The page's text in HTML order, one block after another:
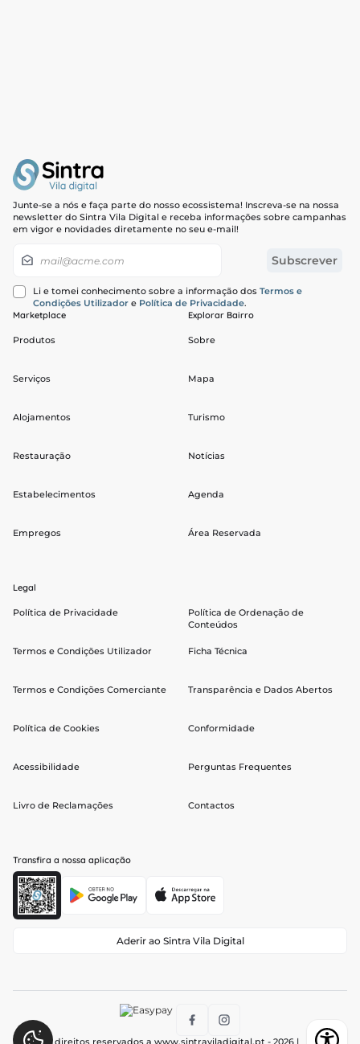
Junte-se a nós e faça parte do nosso ecossistema! Inscreva-se na nossa
newsletter do Sintra Vila Digital e receba informações sobre campanhas
em vigor e novidades diretamente no seu e-mail!
Subscrever
Li e tomei conhecimento sobre a informação dos Termos e
Condições Utilizador e Política de Privacidade.
Marketplace
Produtos
Serviços
Alojamentos
Restauração
Estabelecimentos
Empregos
Explorar Bairro
Sobre
Mapa
Turismo
Notícias
Agenda
Área Reservada
Legal
Política de Privacidade
Termos e Condições Utilizador
Termos e Condições Comerciante
Política de Cookies
Acessibilidade
Livro de Reclamações
Política de Ordenação de
Conteúdos
Ficha Técnica
Transparência e Dados Abertos
Conformidade
Perguntas Frequentes
Contactos
Transfira a nossa aplicação
Aderir ao Sintra Vila Digital
Todos os direitos reservados a www.sintraviladigital.pt - 2026 |